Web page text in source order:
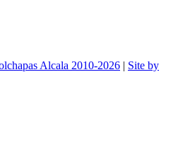
Alcala 2010-2026 | Site by